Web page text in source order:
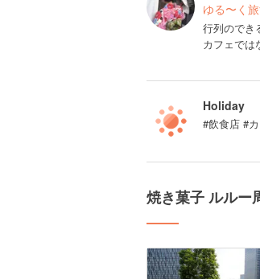
ゆる〜く
行列のでき
カフェでは
Holiday
#飲食店 #
焼き菓子 ルルー